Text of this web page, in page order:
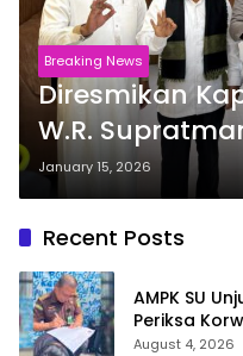
Breaking News
Diresmikan
W.R.
Baru Layanan
January 15, 2026
Recent Posts
AMPK SU
Periksa
Bobroknya
August 4, 2026